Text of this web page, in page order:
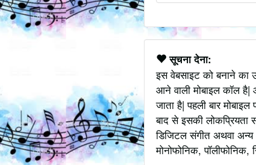
सूचना देना:
इस वेबसाइट को बनाने का
आने वाली मोबाइल कॉल
जाता है| पहली बार
बाद से इसकी लोकप्रियता
डिजिटल संगीत अथवा
मोनोफोनिक, पॉलीफोनिक,